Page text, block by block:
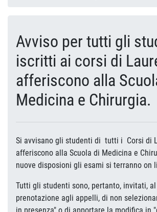
Avviso per tutti gli
iscritti ai corsi di
afferiscono alla
Medicina e Chirurgia.
Si avvisano gli studenti di tutti i Corsi di
afferiscono alla Scuola di Medicina e
nuove disposioni gli esami si terranno on
Tutti gli studenti sono, pertanto, invitati,
prenotazione agli appelli, di non